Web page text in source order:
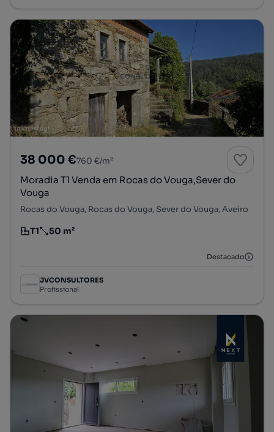
38 000 €760 €/m²
Moradia T1 Venda em Rocas do Vouga,Sever do
Vouga
Rocas do Vouga, Rocas do Vouga, Sever do Vouga, Aveiro
Tipologia
T1
Preço por metro quadrado
50 m²
Destacado
JVCONSULTORES
Profissional